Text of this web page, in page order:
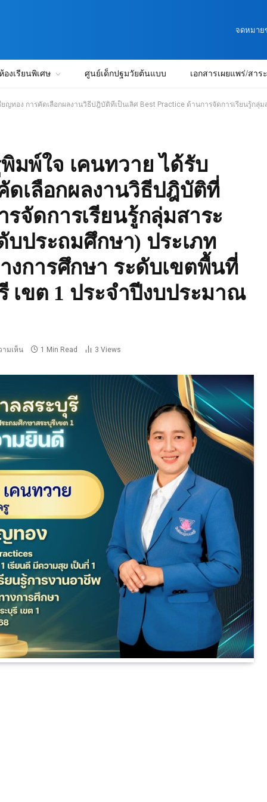
จดหมาย
องเรียนพิเศษ ศูนย์เด็กปฐมวัยต้นแบบ เอกสารเผยแพร่/สาร
บัติที่เป็นเลิศ Best Practice ด้านการจัดการเรียนรู้กลุ่มสาระการเรียนรู้การงานอาชีพ(ระดับประถมศึกษา) ประเภทข้า
พ์ใจ เคนทวาย ได้รับ
ดเลือกผลงานวิธีปฎิบัติที่
รจัดการเรียนรู้กลุ่มสาระ
บประถมศึกษา) ประเภท
งการศึกษา ระดับเขตพื้นที่
เขต 1 ประจำปีงบประมาณ
ามเห็น 1 Min Read 3 Views